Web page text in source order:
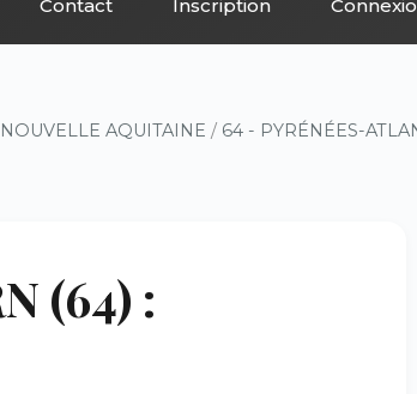
Contact Inscription
NOUVELLE AQUITAINE / 64 - PYRÉNÉES-
(64) :